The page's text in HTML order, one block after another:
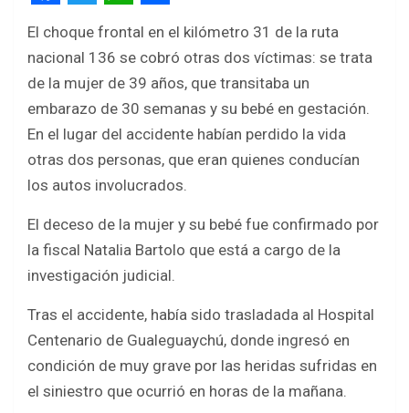
F
a
c
e
b
o
o
k
w
i
t
t
e
r
W
h
a
t
s
A
p
p
S
h
a
r
e
El choque frontal en el kilómetro 31 de la ruta
nacional 136 se cobró otras dos víctimas: se trata
de la mujer de 39 años, que transitaba un
embarazo de 30 semanas y su bebé en gestación.
En el lugar del accidente habían perdido la vida
otras dos personas, que eran quienes conducían
los autos involucrados.
El deceso de la mujer y su bebé fue confirmado por
la fiscal Natalia Bartolo que está a cargo de la
investigación judicial.
Tras el accidente, había sido trasladada al Hospital
Centenario de Gualeguaychú, donde ingresó en
condición de muy grave por las heridas sufridas en
el siniestro que ocurrió en horas de la mañana.